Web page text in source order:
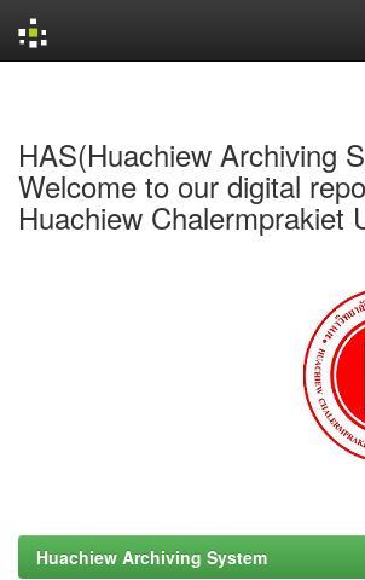
HAS(Huachiew Archiving
Welcome to our digital
Huachiew Chalermprakiet
Huachiew Archiving System